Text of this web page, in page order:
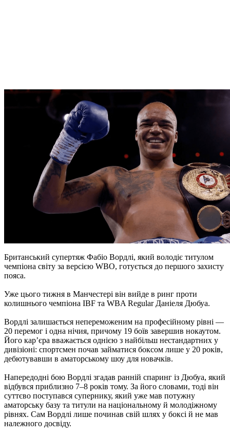
Британський супертяж Фабіо Вордлі, який володіє титулом
чемпіона світу за версією WBO, готується до першого захисту
пояса.
Уже цього тижня в Манчестері він вийде в ринг проти
колишнього чемпіона IBF та WBA Regular Даніеля Дюбуа.
Вордлі залишається непереможеним на професійному рівні —
20 перемог і одна нічия, причому 19 боїв завершив нокаутом.
Його кар’єра вважається однією з найбільш нестандартних у
дивізіоні: спортсмен почав займатися боксом лише у 20 років,
дебютувавши в аматорському шоу для новачків.
Напередодні бою Вордлі згадав ранній спаринг із Дюбуа, який
відбувся приблизно 7–8 років тому. За його словами, тоді він
суттєво поступався супернику, який уже мав потужну
аматорську базу та титули на національному й молодіжному
рівнях. Сам Вордлі лише починав свій шлях у боксі й не мав
належного досвіду.